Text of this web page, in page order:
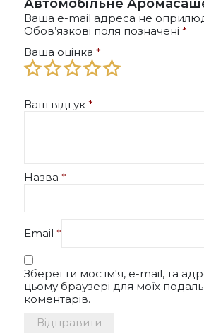
Автомобільне
Ваша e-mail адреса не
Обов’язкові поля позначені *
Ваша оцінка *
Ваш відгук *
Назва *
Email *
Зберегти моє ім'я, e-mail, та
цьому браузері для моїх
коментарів.